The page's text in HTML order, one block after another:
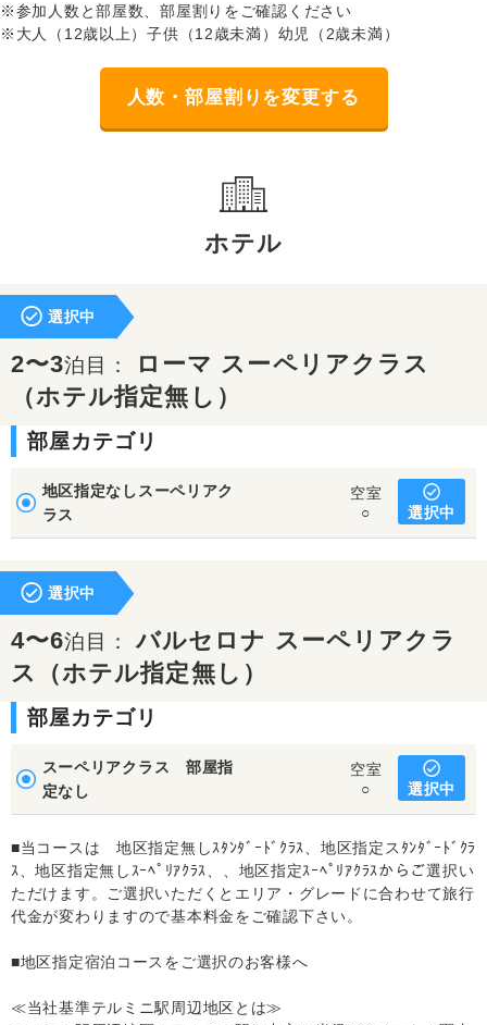
※参加人数と部屋数、部屋割りをご確認ください
※大人（12歳以上）子供（12歳未満）幼児（2歳未満）
人数・部屋割りを変更する
ホテル
選択中
2〜3泊目：
ローマ スーペリアクラス
（ホテル指定無し）
部屋カテゴリ
地区指定なしスーペリアク
ラス
空室
○
選択中
選択中
4〜6泊目：バルセロナ スーペリアクラ
ス（ホテル指定無し）
部屋カテゴリ
スーペリアクラス 部屋指
定なし
空室
○
選択中
■当コースは 地区指定無しｽﾀﾝﾀﾞｰﾄﾞｸﾗｽ、地区指定スﾀﾝﾀﾞｰﾄﾞｸﾗ
ｽ、地区指定無しｽｰﾍﾟﾘｱｸﾗｽ、、地区指定ｽｰﾍﾟﾘｱｸﾗｽからご選択い
ただけます。ご選択いただくとエリア・グレードに合わせて旅行
代金が変わりますので基本料金をご確認下さい。
■地区指定宿泊コースをご選択のお客様へ
≪当社基準テルミニ駅周辺地区とは≫